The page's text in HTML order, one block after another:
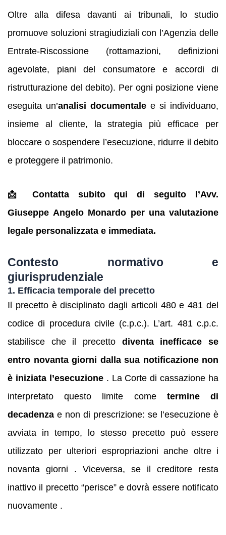
Oltre alla difesa davanti ai tribunali, lo studio
promuove soluzioni stragiudiziali con l’Agenzia delle
Entrate-Riscossione (rottamazioni, definizioni
agevolate, piani del consumatore e accordi di
ristrutturazione del debito). Per ogni posizione viene
eseguita un’analisi documentale e si individuano,
insieme al cliente, la strategia più efficace per
bloccare o sospendere l’esecuzione, ridurre il debito
e proteggere il patrimonio.
📩 Contatta subito qui di seguito l’Avv.
Giuseppe Angelo Monardo per una valutazione
legale personalizzata e immediata.
Contesto normativo e
giurisprudenziale
1. Efficacia temporale del precetto
Il precetto è disciplinato dagli articoli 480 e 481 del
codice di procedura civile (c.p.c.). L’art. 481 c.p.c.
stabilisce che il precetto diventa inefficace se
entro novanta giorni dalla sua notificazione non
è iniziata l’esecuzione. La Corte di cassazione ha
interpretato questo limite come termine di
decadenza e non di prescrizione: se l’esecuzione è
avviata in tempo, lo stesso precetto può essere
utilizzato per ulteriori espropriazioni anche oltre i
novanta giorni . Viceversa, se il creditore resta
inattivo il precetto “perisce” e dovrà essere notificato
nuovamente .